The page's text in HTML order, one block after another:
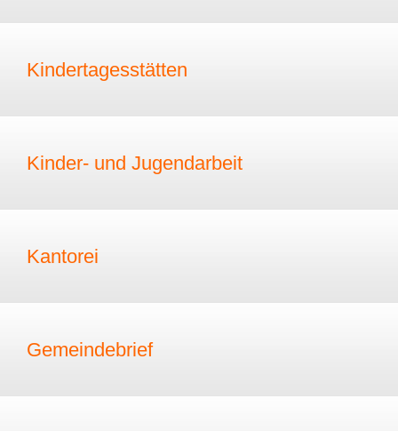
Kindertagesstätten
Kinder- und Jugendarbeit
Kantorei
Gemeindebrief